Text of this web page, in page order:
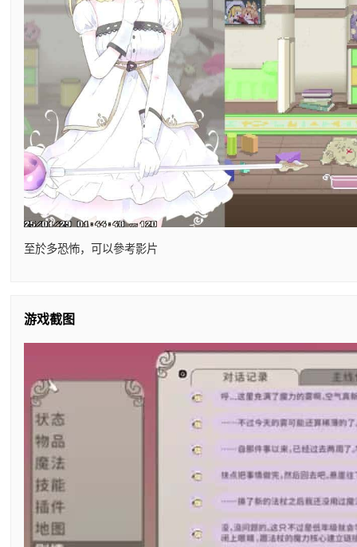
至於多恐怖，可以參考影片
游戏截图